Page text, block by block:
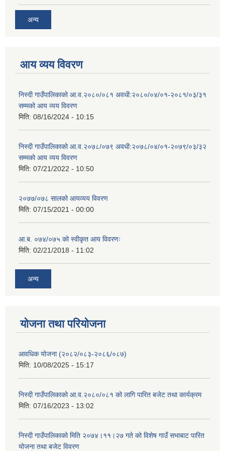
अन्य
आय व्यय विवरण
निस्दी गाउँपालिकाको आ.व.२०८०/०८१ अवधी:२०८०/०४/०१-२०८१/०३/३१
सम्मको आय व्यय विवरण
मिति: 08/16/2024 - 10:15
निस्दी गाउँपालिकाको आ.व.२०७८/०७९ अवधी:२०७८/०४/०१-२०७९/०३/३२
सम्मको आय व्यय विवरण
मिति: 07/21/2022 - 10:50
२०७७/०७८ सालको आयव्यय विवरण
मिति: 07/15/2021 - 00:00
आ.ब. ०७४/०७५ को स्वीकृत आय विवरणः
मिति: 02/21/2018 - 11:02
अन्य
योजना तथा परियोजना
आवधिक योजना (२०८२/०८३-२०८६/०८७)
मिति: 10/08/2025 - 15:17
निस्दी गाउँपालिकाको आ.व.२०८०/०८१ को लागि पारित बजेट तथा कार्यक्रम
मिति: 07/16/2023 - 13:02
निस्दी गाउँपालिकाको मिति २०७४।११।२७ गते को विशेष गाउँ सभाबाट पारित
योजना तथा बजेट विवरण